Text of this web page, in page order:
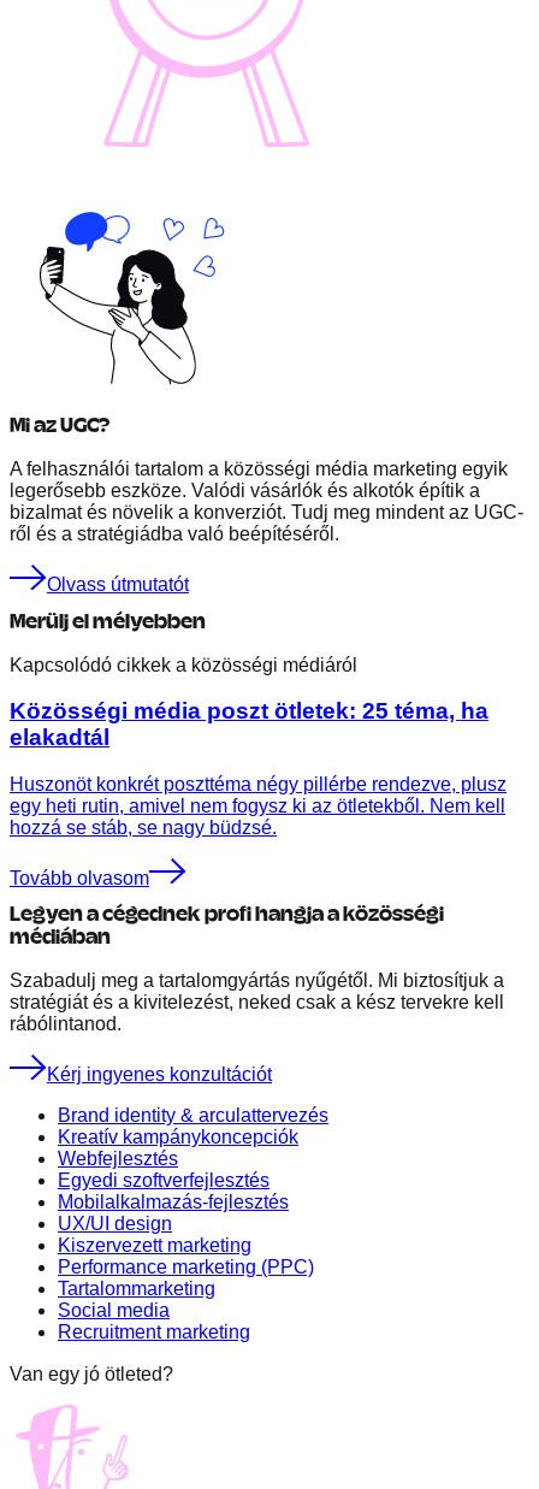
Mi az UGC?
A felhasználói tartalom a közösségi média marketing egyik
legerősebb eszköze. Valódi vásárlók és alkotók építik a
bizalmat és növelik a konverziót. Tudj meg mindent az UGC-
ről és a stratégiádba való beépítéséről.
Olvass útmutatót
Merülj el mélyebben
Kapcsolódó cikkek a közösségi médiáról
Közösségi média poszt ötletek: 25 téma, ha
elakadtál
Huszonöt konkrét poszttéma négy pillérbe rendezve, plusz
egy heti rutin, amivel nem fogysz ki az ötletekből. Nem kell
hozzá se stáb, se nagy büdzsé.
Tovább olvasom
Legyen a cégednek profi hangja a közösségi
médiában
Szabadulj meg a tartalomgyártás nyűgétől. Mi biztosítjuk a
stratégiát és a kivitelezést, neked csak a kész tervekre kell
rábólintanod.
Kérj ingyenes konzultációt
Brand identity & arculattervezés
Kreatív kampánykoncepciók
Webfejlesztés
Egyedi szoftverfejlesztés
Mobilalkalmazás-fejlesztés
UX/UI design
Kiszervezett marketing
Performance marketing (PPC)
Tartalommarketing
Social media
Recruitment marketing
Van egy jó ötleted?